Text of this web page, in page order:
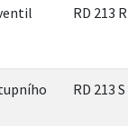
RD 213 R
RD 213 S